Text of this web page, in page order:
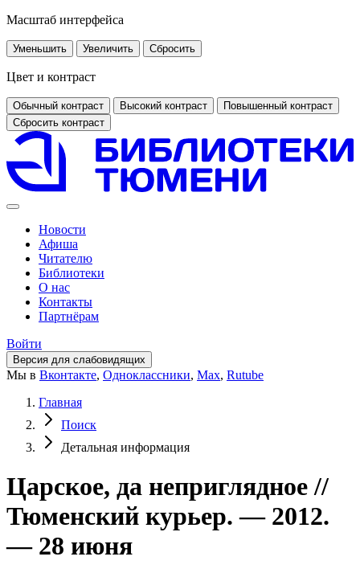
Масштаб интерфейса
Уменьшить Увеличить Сбросить
Цвет и контраст
Обычный контраст Высокий контраст
Повышенный контраст
Сбросить контраст
Новости
Афиша
Читателю
Библиотеки
О нас
Контакты
Партнёрам
Войти
Версия для слабовидящих
Мы в Вконтакте, Одноклассники, Max, Rutube
Главная
Поиск
Детальная информация
Царское, да неприглядное //
Тюменский курьер. — 2012.
— 28 июня